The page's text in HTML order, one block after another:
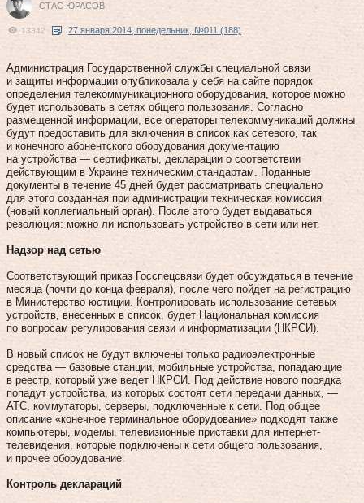
СТАC ЮРАСОВ
13342 27 января 2014, понедельник, №011 (188)
Администрация Государственной службы специальной связи
и защиты информации опубликовала у себя на сайте порядок
определения телекоммуникационного оборудования, которое можно
будет использовать в сетях общего пользования. Согласно
размещенной информации, все операторы телекоммуникаций должны
будут предоставить для включения в список как сетевого, так
и конечного абонентского оборудования документацию
на устройства — сертификаты, декларации о соответствии
действующим в Украине техническим стандартам. Поданные
документы в течение 45 дней будет рассматривать специально
для этого созданная при администрации техническая комиссия
(новый коллегиальный орган). После этого будет выдаваться
резолюция: можно ли использовать устройство в сети или нет.
Надзор над сетью
Соответствующий приказ Госспецсвязи будет обсуждаться в течение
месяца (почти до конца февраля), после чего пойдет на регистрацию
в Министерство юстиции. Контролировать использование сетевых
устройств, внесенных в список, будет Национальная комиссия
по вопросам регулирования связи и информатизации (НКРСИ).
В новый список не будут включены только радиоэлектронные
средства — базовые станции, мобильные устройства, попадающие
в реестр, который уже ведет НКРСИ. Под действие нового порядка
попадут устройства, из которых состоят сети передачи данных, —
АТС, коммутаторы, серверы, подключенные к сети. Под общее
описание «конечное терминальное оборудование» подходят также
компьютеры, модемы, телевизионные приставки для интернет-
телевидения, которые подключены к сети общего пользования,
и прочее оборудование.
Контроль деклараций